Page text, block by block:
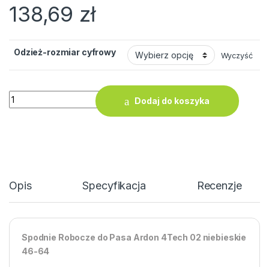
138,69 zł
Odzież-rozmiar cyfrowy Wyczyść
ilość Spodnie Robocze do Pasa Ardon 4Tech 02 niebieskie
Dodaj do koszyka
Opis Specyfikacja Recenzje
Spodnie Robocze do Pasa Ardon 4Tech 02 niebieskie
46-64